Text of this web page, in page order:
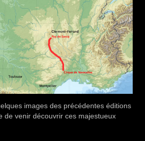
images des précédentes éditions
de venir découvrir ces majestueux